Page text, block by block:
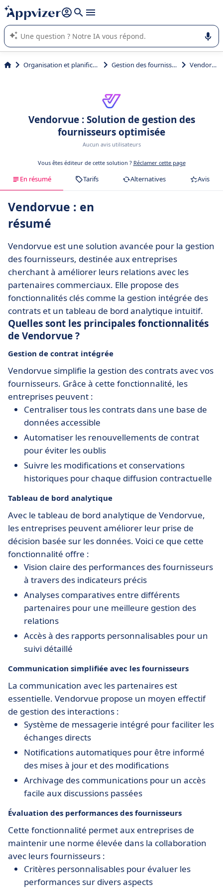
répondre (plusieurs lignes avec
L'IA de Appvizer vous guide dans l'utilisation ou la sélection de
logiciel SaaS en entreprise.
Organisation et planification Gestion des fournisseurs Vendorvue
Vendorvue : Solution de gestion des
fournisseurs optimisée
Aucun avis utilisateurs
Vous êtes éditeur de cette solution ? Réclamer cette page
En résumé Tarifs Alternatives Avis
Vendorvue : en
résumé
Vendorvue est une solution avancée pour la gestion
des fournisseurs, destinée aux entreprises
cherchant à améliorer leurs relations avec les
partenaires commerciaux. Elle propose des
fonctionnalités clés comme la gestion intégrée des
contrats et un tableau de bord analytique intuitif.
Quelles sont les principales fonctionnalités
de Vendorvue ?
Gestion de contrat intégrée
Vendorvue simplifie la gestion des contrats avec vos
fournisseurs. Grâce à cette fonctionnalité, les
entreprises peuvent :
Centraliser tous les contrats dans une base de
données accessible
Automatiser les renouvellements de contrat
pour éviter les oublis
Suivre les modifications et conservations
historiques pour chaque diffusion contractuelle
Tableau de bord analytique
Avec le tableau de bord analytique de Vendorvue,
les entreprises peuvent améliorer leur prise de
décision basée sur les données. Voici ce que cette
fonctionnalité offre :
Vision claire des performances des fournisseurs
à travers des indicateurs précis
Analyses comparatives entre différents
partenaires pour une meilleure gestion des
relations
Accès à des rapports personnalisables pour un
suivi détaillé
Communication simplifiée avec les fournisseurs
La communication avec les partenaires est
essentielle. Vendorvue propose un moyen effectif
de gestion des interactions :
Système de messagerie intégré pour faciliter les
échanges directs
Notifications automatiques pour être informé
des mises à jour et des modifications
Archivage des communications pour un accès
facile aux discussions passées
Évaluation des performances des fournisseurs
Cette fonctionnalité permet aux entreprises de
maintenir une norme élevée dans la collaboration
avec leurs fournisseurs :
Critères personnalisables pour évaluer les
performances sur divers aspects